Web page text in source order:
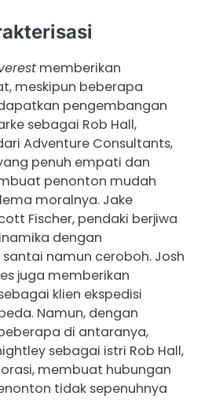
memberikan
meskipun beberapa
pengembangan
sebagai Rob Hall,
Adventure Consultants,
penuh empati dan
penonton mudah
moralnya. Jake
Fischer, pendaki berjiwa
dengan
namun ceroboh. Josh
juga memberikan
klien ekspedisi
Namun, dengan
di antaranya,
sebagai istri Rob Hall,
membuat hubungan
tidak sepenuhnya